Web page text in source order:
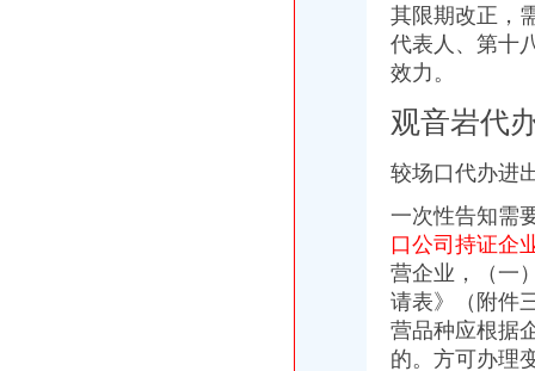
其限期改正，
代表人、第十
效力。
观音岩代
较场口代办进
一次性告知需
口公司持证企
营企业，（一
请表》（附件
营品种应根据
的。方可办理